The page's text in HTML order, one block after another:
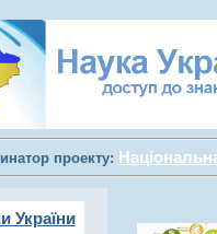
проекту:
України